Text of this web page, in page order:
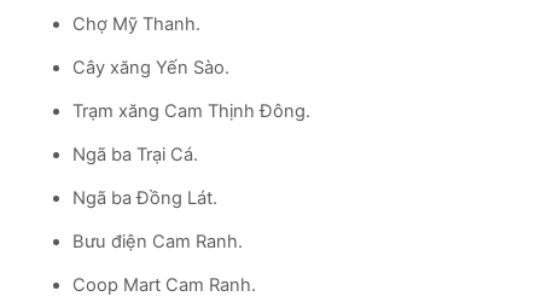
Chợ Mỹ Thanh.
Cây xăng Yến Sào.
Trạm xăng Cam Thịnh Đông.
Ngã ba Trại Cá.
Ngã ba Đồng Lát.
Bưu điện Cam Ranh.
Coop Mart Cam Ranh.